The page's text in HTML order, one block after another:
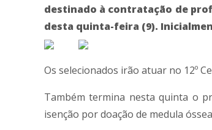
destinado à contratação de
desta quinta-feira (9).
Os selecionados irão atuar no 12º
Também termina nesta quinta o
isenção por doação de medula